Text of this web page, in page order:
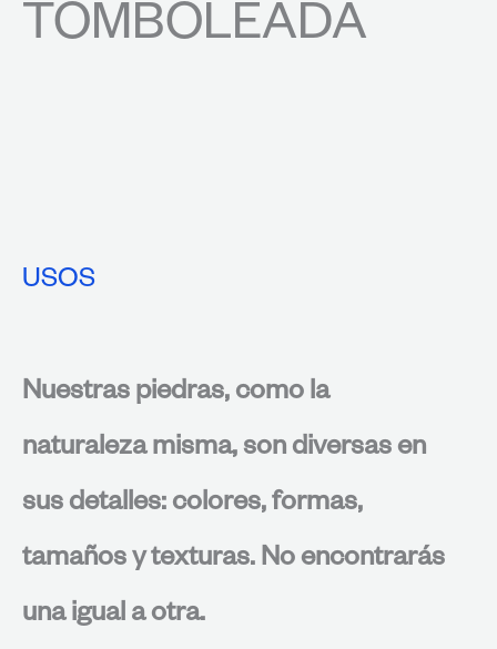
TOMBOLEADA
USOS
Nuestras piedras, como la
naturaleza misma, son diversas en
sus detalles: colores, formas,
tamaños y texturas. No encontrarás
una igual a otra.